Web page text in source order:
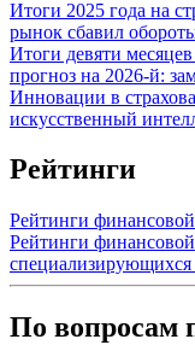
Итоги 2025 года на
рынок сбавил
Итоги девяти
прогноз на 2026-й:
Инновации в
искусственный
Рейтинги
Рейтинги
Рейтинги
специализирующихся
По вопросам